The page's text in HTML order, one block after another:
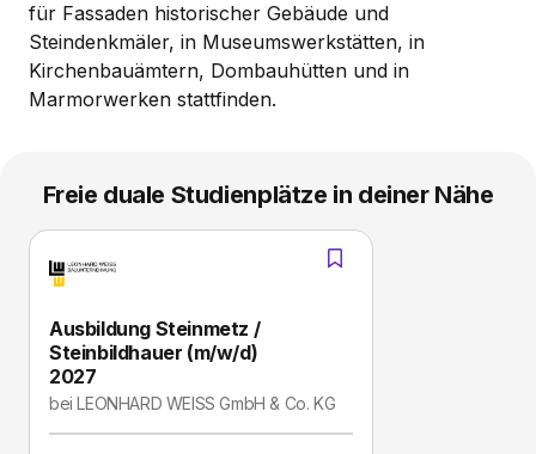
für Fassaden historischer Gebäude und
Steindenkmäler, in Museumswerkstätten, in
Kirchenbauämtern, Dombauhütten und in
Marmorwerken stattfinden.
Freie duale Studienplätze in deiner Nähe
Ausbildung Steinmetz /
Steinbildhauer (m/w/d)
2027
beiLEONHARD WEISS GmbH & Co. KG